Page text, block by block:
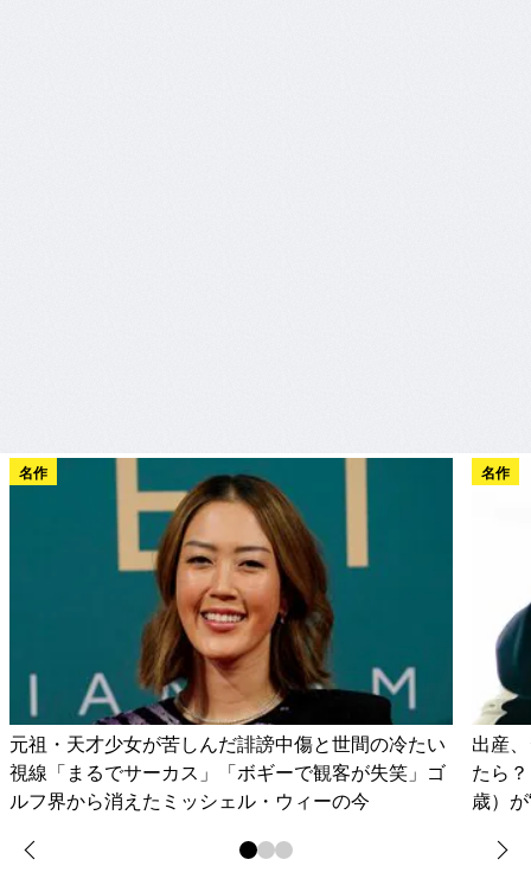
名作
元祖・天才少女が苦しんだ誹謗中傷と世間の冷たい
視線「まるでサーカス」「ボギーで観客が失笑」ゴ
ルフ界から消えたミッシェル・ウィーの今
名作
出産
たら
歳）